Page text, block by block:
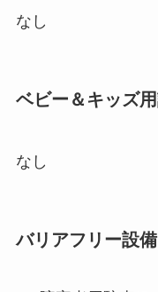
なし
ベビー＆キッズ
なし
バリアフリー設備